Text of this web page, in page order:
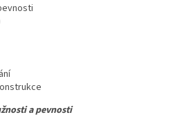
a pevnosti